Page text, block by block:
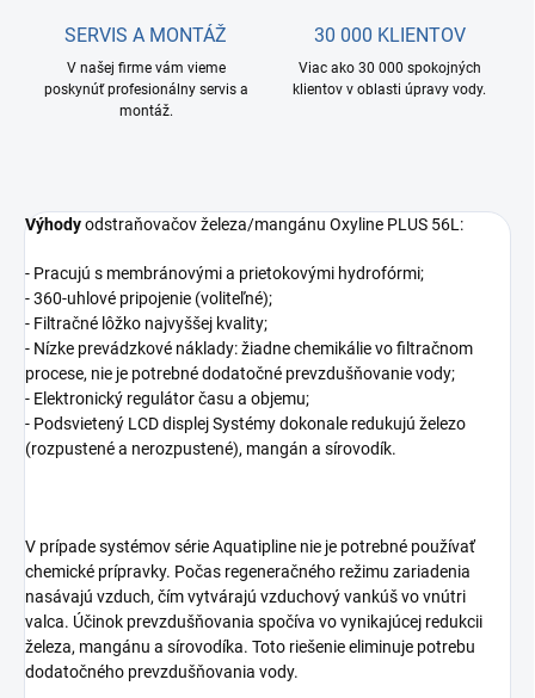
SERVIS A MONTÁŽ
V našej firme vám vieme
poskynúť profesionálny servis a
montáž.
30 000 KLIENTOV
Viac ako 30 000 spokojných
klientov v oblasti úpravy vody.
Výhodyodstraňovačov železa/mangánu Oxyline PLUS 56L:
- Pracujú s membránovými a prietokovými hydrofórmi;
- 360-uhlové pripojenie (voliteľné);
- Filtračné lôžko najvyššej kvality;
- Nízke prevádzkové náklady: žiadne chemikálie vo filtračnom
procese, nie je potrebné dodatočné prevzdušňovanie vody;
- Elektronický regulátor času a objemu;
- Podsvietený LCD displej Systémy dokonale redukujú železo
(rozpustené a nerozpustené), mangán a sírovodík.
V prípade systémov série Aquatipline nie je potrebné používať
chemické prípravky. Počas regeneračného režimu zariadenia
nasávajú vzduch, čím vytvárajú vzduchový vankúš vo vnútri
valca. Účinok prevzdušňovania spočíva vo vynikajúcej redukcii
železa, mangánu a sírovodíka. Toto riešenie eliminuje potrebu
dodatočného prevzdušňovania vody.